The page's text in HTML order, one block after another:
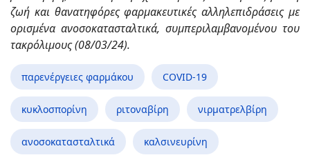
ζωή και θανατηφόρες φαρμακευτικές αλληλεπιδράσεις με
ορισμένα ανοσοκατασταλτικά, συμπεριλαμβανομένου του
τακρόλιμους (08/03/24).
παρενέργειες φαρμάκου COVID-19
κυκλοσπορίνη ριτοναβίρη νιρματρελβίρη
ανοσοκατασταλτικά καλσινευρίνη